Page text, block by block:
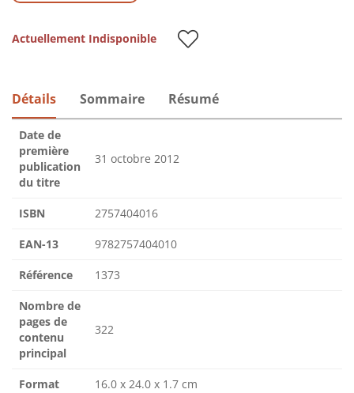
Actuellement Indisponible
Détails Sommaire Résumé
Date de
première
publication
du titre
31 octobre 2012
ISBN 2757404016
EAN-13 9782757404010
Référence 1373
Nombre de
pages de
contenu
principal
322
Format 16.0 x 24.0 x 1.7 cm